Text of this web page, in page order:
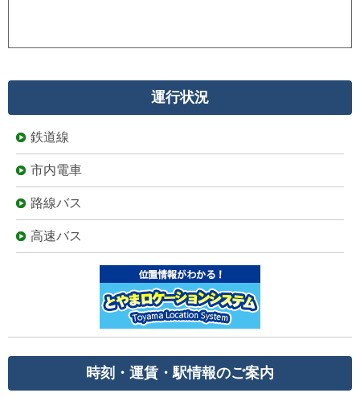
運行状況
鉄道線
市内電車
路線バス
高速バス
時刻・運賃・駅情報のご案内